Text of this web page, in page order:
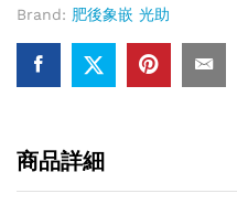
Brand: 肥後象嵌 光助
商品詳細